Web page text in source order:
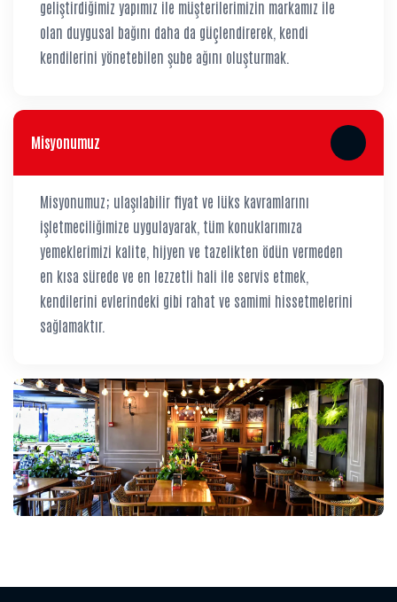
geliştirdiğimiz yapımız ile müşterilerimizin markamız ile
olan duygusal bağını daha da güçlendirerek, kendi
kendilerini yönetebilen şube ağını oluşturmak.
Misyonumuz
Misyonumuz; ulaşılabilir fiyat ve lüks kavramlarını
işletmeciliğimize uygulayarak, tüm konuklarımıza
yemeklerimizi kalite, hijyen ve tazelikten ödün vermeden
en kısa sürede ve en lezzetli hali ile servis etmek,
kendilerini evlerindeki gibi rahat ve samimi hissetmelerini
sağlamaktır.